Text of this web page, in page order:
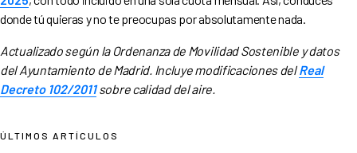
donde tú quieras y no te preocupas por absolutamente nada.
Actualizado según la Ordenanza de Movilidad Sostenible y datos
del Ayuntamiento de Madrid. Incluye modificaciones del Real
Decreto 102/2011 sobre calidad del aire.
ÚLTIMOS ARTÍCULOS